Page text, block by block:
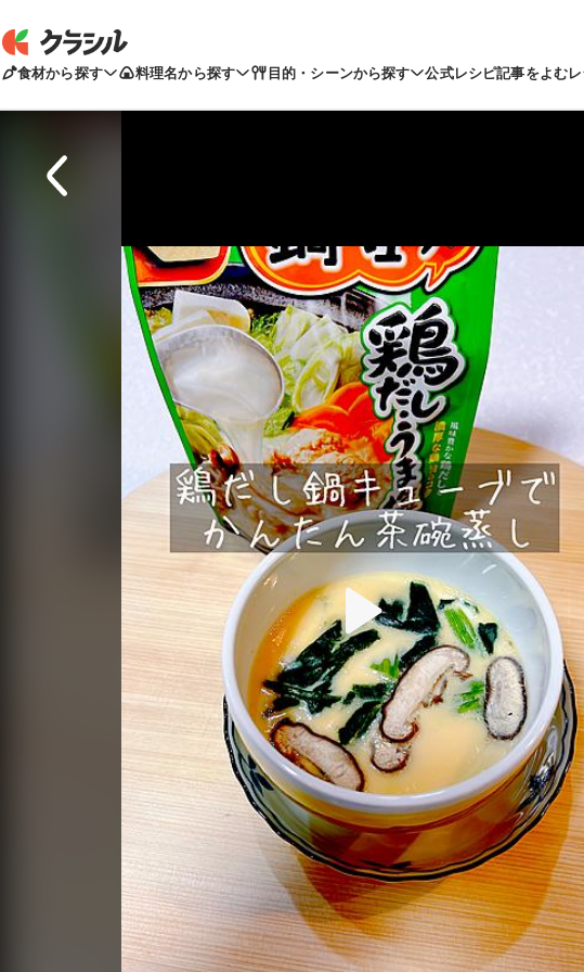
食材から探す 料理名から探す 目的・シーンから探す 公式レシピ記事をよむ